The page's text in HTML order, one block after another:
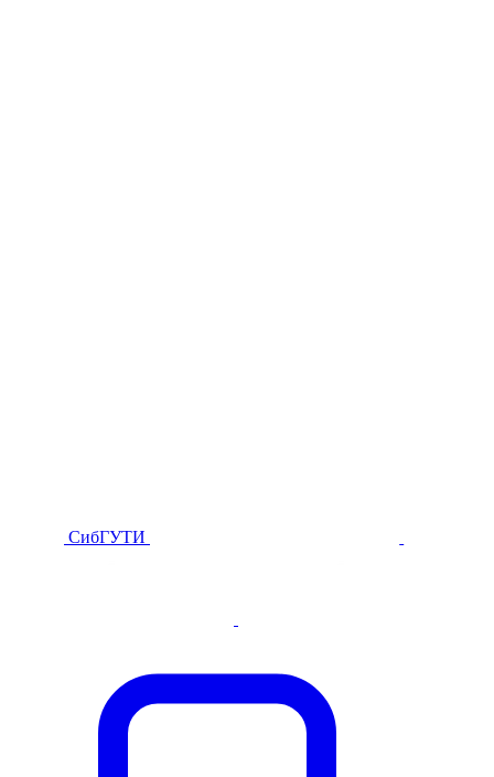
СибГУТИ